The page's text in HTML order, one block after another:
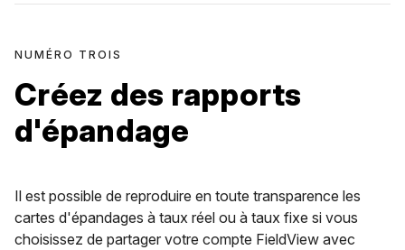
NUMÉRO TROIS
Créez des rapports
d'épandage
Il est possible de reproduire en toute transparence les
cartes d'épandages à taux réel ou à taux fixe si vous
choisissez de partager votre compte FieldView avec